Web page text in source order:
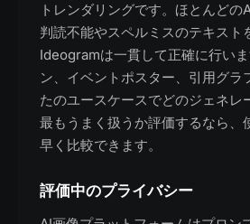
トレンダリングです。ほとんどの
判読不能やスペルミスのテキスト
Ideogramは一貫して正確に行い
ン、イベントポスター、引用グラ
たのユースケースでどのジェネレ
最もうまく扱うか評価するなら、
早く比較できます。
評価中のプライバシー